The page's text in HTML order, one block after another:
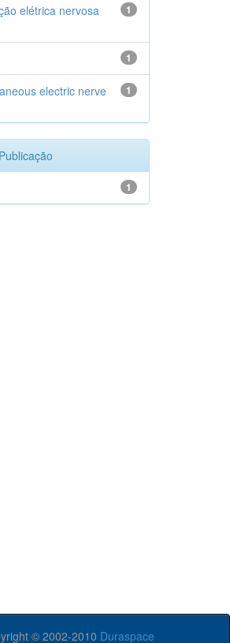
1
elétrica nervosa
1
1
electric nerve
1
© 2002-2010 Duraspace